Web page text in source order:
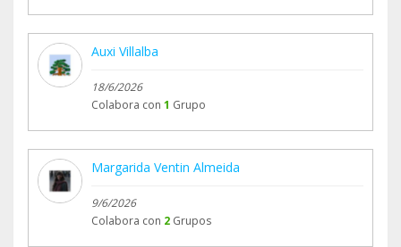
Auxi Villalba
18/6/2026
Colabora con 1 Grupo
Margarida Ventin Almeida
9/6/2026
Colabora con 2 Grupos